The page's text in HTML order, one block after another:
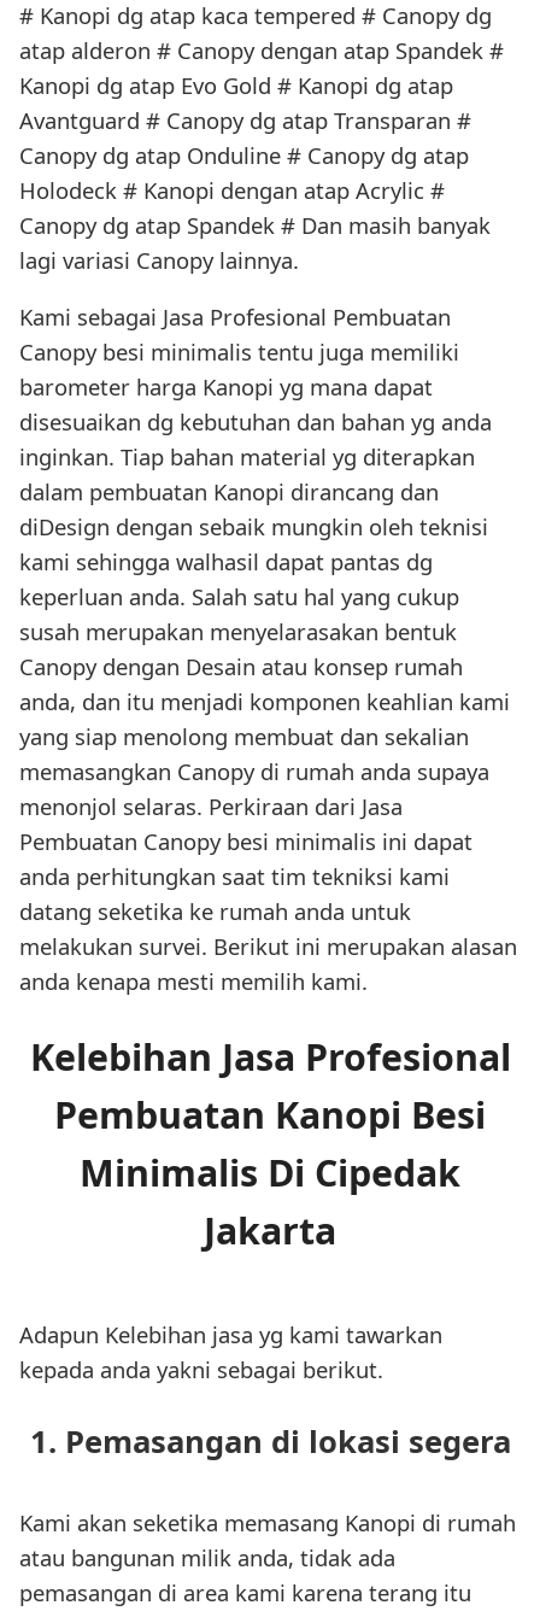
# Kanopi dg atap kaca tempered # Canopy dg
atap alderon # Canopy dengan atap Spandek #
Kanopi dg atap Evo Gold # Kanopi dg atap
Avantguard # Canopy dg atap Transparan #
Canopy dg atap Onduline # Canopy dg atap
Holodeck # Kanopi dengan atap Acrylic #
Canopy dg atap Spandek # Dan masih banyak
lagi variasi Canopy lainnya.
Kami sebagai Jasa Profesional Pembuatan
Canopy besi minimalis tentu juga memiliki
barometer harga Kanopi yg mana dapat
disesuaikan dg kebutuhan dan bahan yg anda
inginkan. Tiap bahan material yg diterapkan
dalam pembuatan Kanopi dirancang dan
diDesign dengan sebaik mungkin oleh teknisi
kami sehingga walhasil dapat pantas dg
keperluan anda. Salah satu hal yang cukup
susah merupakan menyelarasakan bentuk
Canopy dengan Desain atau konsep rumah
anda, dan itu menjadi komponen keahlian kami
yang siap menolong membuat dan sekalian
memasangkan Canopy di rumah anda supaya
menonjol selaras. Perkiraan dari Jasa
Pembuatan Canopy besi minimalis ini dapat
anda perhitungkan saat tim tekniksi kami
datang seketika ke rumah anda untuk
melakukan survei. Berikut ini merupakan alasan
anda kenapa mesti memilih kami.
Kelebihan Jasa Profesional
Pembuatan Kanopi Besi
Minimalis Di Cipedak
Jakarta
Adapun Kelebihan jasa yg kami tawarkan
kepada anda yakni sebagai berikut.
1. Pemasangan di lokasi segera
Kami akan seketika memasang Kanopi di rumah
atau bangunan milik anda, tidak ada
pemasangan di area kami karena terang itu